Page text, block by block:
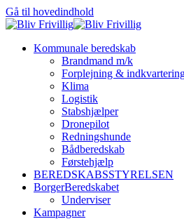
Gå til hovedindhold
Kommunale beredskab
Brandmand m/k
Forplejning &
Klima
Logistik
Stabshjælper
Dronepilot
Redningshunde
Bådberedskab
Førstehjælp
BEREDSKABSSTYRELSEN
BorgerBeredskabet
Underviser
Kampagner